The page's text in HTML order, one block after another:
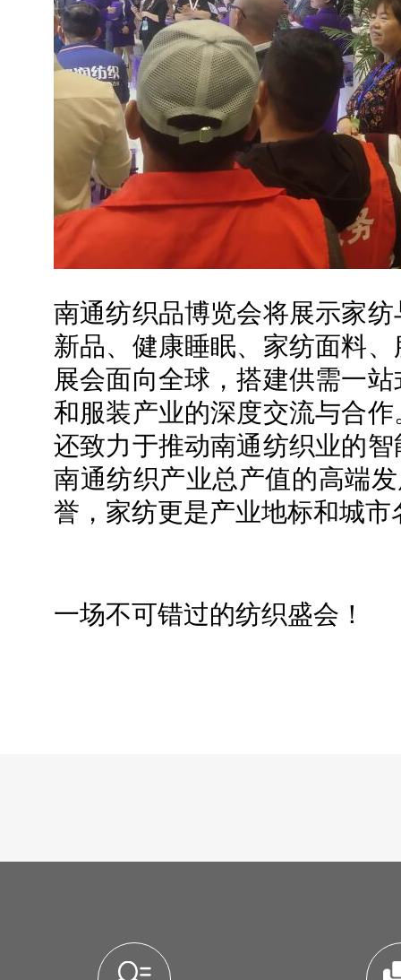
南通纺织品博览会将展示家
新品、健康睡眠、家纺面料
展会面向全球，搭建供需一
和服装产业的深度交流与合
还致力于推动南通纺织业的
南通纺织产业总产值的高端
誉，家纺更是产业地标和城
一场不可错过的纺织盛会！